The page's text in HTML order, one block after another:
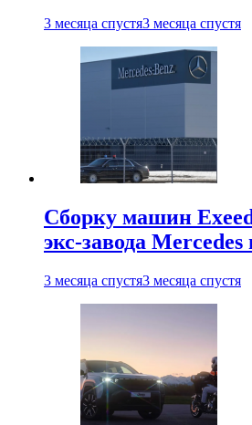
3 месяца спустя3 месяца спустя
Сборку машин
экс-завода
3 месяца спустя3 месяца спустя